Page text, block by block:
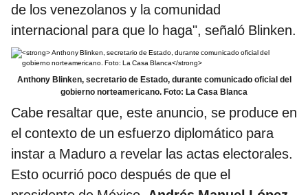
de los venezolanos y la comunidad
internacional para que lo haga", señaló Blinken.
Anthony Blinken, secretario de Estado, durante comunicado oficial del
gobierno norteamericano. Foto: La Casa Blanca
Cabe resaltar que, este anuncio, se produce en
el contexto de un esfuerzo diplomático para
instar a Maduro a revelar las actas electorales.
Esto ocurrió poco después de que el